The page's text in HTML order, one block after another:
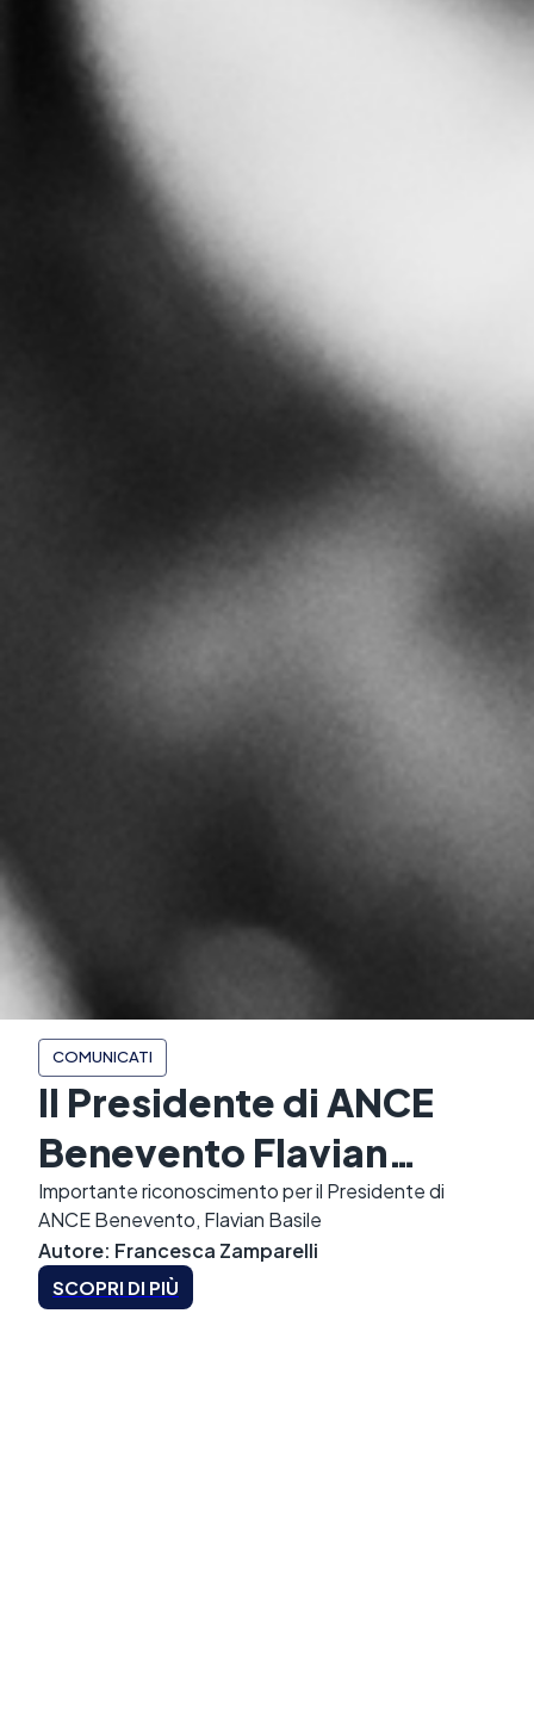
COMUNICATI
Il Presidente di ANCE
Benevento Flavian
Basile nominato nella
Commissione Tecnica
"Internazionalizzazione"
Importante riconoscimento per il Presidente di
ANCE Benevento, Flavian Basile
Autore: Francesca Zamparelli
SCOPRI DI PIÙ